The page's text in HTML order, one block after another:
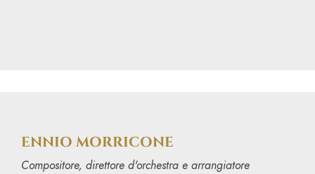
ENNIO MORRICONE
Compositore, direttore d'orchestra e arrangiatore